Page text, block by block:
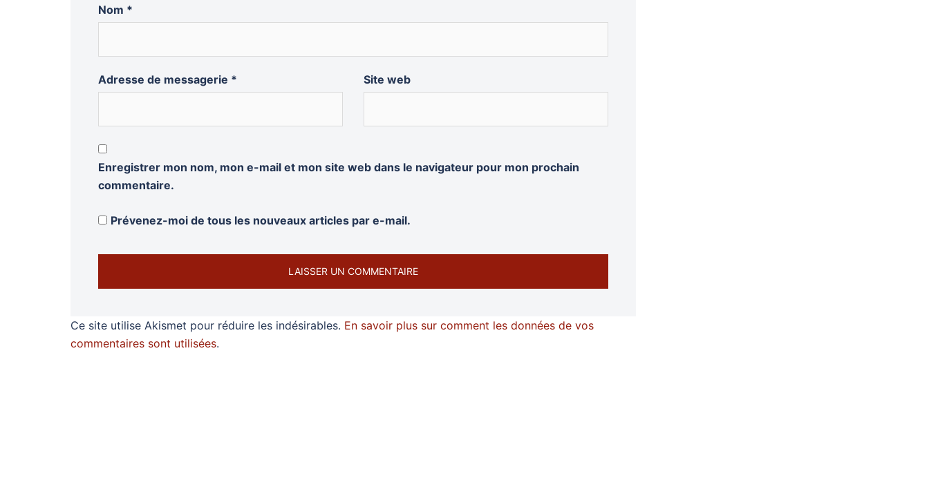
Nom *
Adresse de messagerie * Site web
Enregistrer mon nom, mon e-mail et mon site web dans le navigateur pour mon prochain
commentaire.
Prévenez-moi de tous les nouveaux articles par e-mail.
Ce site utilise Akismet pour réduire les indésirables. En savoir plus sur comment les données de vos
commentaires sont utilisées.